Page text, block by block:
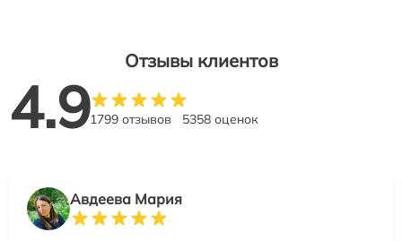
Отзывы клиентов
4.91799 отзывов 5358 оценок
Авдеева Мария